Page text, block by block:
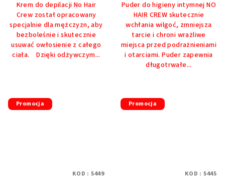
na
5
gwiazdek.
Krem do depilacji No Hair
Crew został opracowany
specjalnie dla mężczyzn, aby
bezboleśnie i skutecznie
usuwać owłosienie z całego
ciała. Dzięki odżywczym...
Puder do higieny intymnej NO
HAIR CREW skutecznie
wchłania wilgoć, zmniejsza
tarcie i chroni wrażliwe
miejsca przed podrażnieniami
i otarciami. Puder zapewnia
długotrwałe...
Promocja
KOD : 5449
Promocja
KOD : 5445